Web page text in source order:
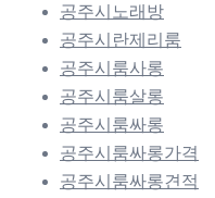
공주시노래방
공주시란제리룸
공주시룸사롱
공주시룸살롱
공주시룸싸롱
공주시룸싸롱가격
공주시룸싸롱견적